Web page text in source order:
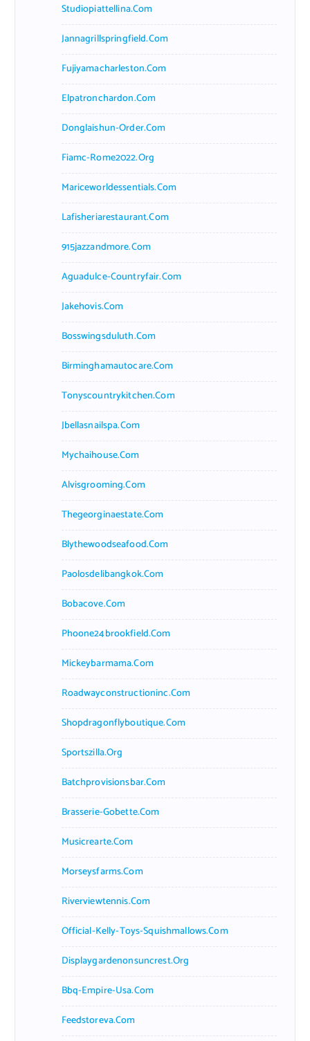
Studiopiattellina.com
Jannagrillspringfield.com
Fujiyamacharleston.com
Elpatronchardon.com
Donglaishun-Order.com
Fiamc-Rome2022.org
Mariceworldessentials.com
Lafisheriarestaurant.com
915jazzandmore.com
Aguadulce-Countryfair.com
Jakehovis.com
Bosswingsduluth.com
Birminghamautocare.com
Tonyscountrykitchen.com
Jbellasnailspa.com
Mychaihouse.com
Alvisgrooming.com
Thegeorginaestate.com
Blythewoodseafood.com
Paolosdelibangkok.com
Bobacove.com
Phoone24brookfield.com
Mickeybarmama.com
Roadwayconstructioninc.com
Shopdragonflyboutique.com
Sportszilla.org
Batchprovisionsbar.com
Brasserie-Gobette.com
Musicrearte.com
Morseysfarms.com
Riverviewtennis.com
Official-Kelly-Toys-Squishmallows.com
Displaygardenonsuncrest.org
Bbq-Empire-Usa.com
Feedstoreva.com